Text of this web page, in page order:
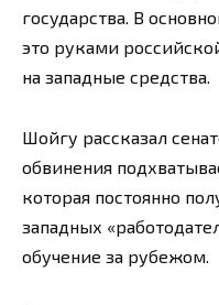
государства. В
это руками
на западные средства.
Шойгу рассказал
обвинения
которая постоянно
западных
обучение за рубежом.